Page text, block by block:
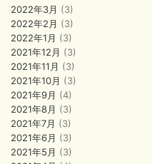
2022年3月 (3)
2022年2月 (3)
2022年1月 (3)
2021年12月 (3)
2021年11月 (3)
2021年10月 (3)
2021年9月 (4)
2021年8月 (3)
2021年7月 (3)
2021年6月 (3)
2021年5月 (3)